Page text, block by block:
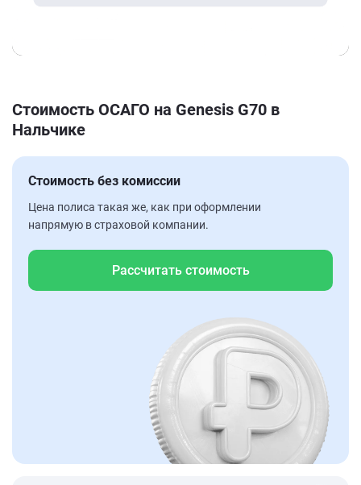
Стоимость ОСАГО на Genesis G70 в
Нальчике
Стоимость без комиссии
Цена полиса такая же, как при оформлении
напрямую в страховой компании.
Рассчитать стоимость